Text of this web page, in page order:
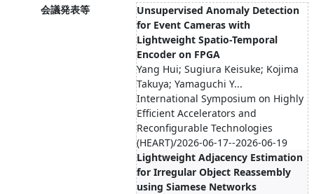
会議発表等
Unsupervised Anomaly Detection
for Event Cameras with
Lightweight Spatio-Temporal
Encoder on FPGA
Yang Hui; Sugiura Keisuke; Kojima
Takuya; Yamaguchi Y...
International Symposium on Highly
Efficient Accelerators and
Reconfigurable Technologies
(HEART)/2026-06-17--2026-06-19
Lightweight Adjacency Estimation
for Irregular Object Reassembly
using Siamese Networks